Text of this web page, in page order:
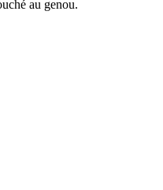
au genou.